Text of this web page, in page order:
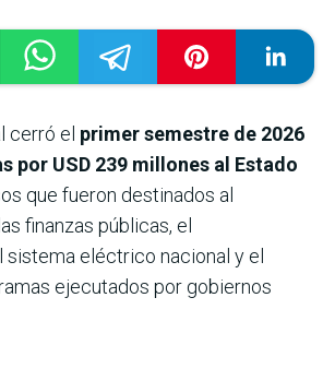
cerró el primer semestre de 2026
por USD 239 millones al Estado
que fueron destinados al
finanzas públicas, el
eléctrico nacional y el
ejecutados por gobiernos